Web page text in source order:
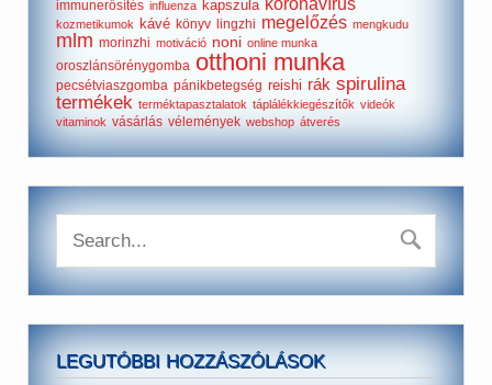
immunerősítés influenza kapszula
kozmetikumok kávé könyv lingzhi megelőzés mengkudu
mlm morinzhi motiváció noni online munka
oroszlánsörénygomba otthoni munka
pecsétviaszgomba pánikbetegség reishi rák spirulina
termékek terméktapasztalatok táplálékkiegészítők videók
vitaminok vásárlás vélemények webshop átverés
LEGUTÓBBI HOZZÁSZÓLÁSOK